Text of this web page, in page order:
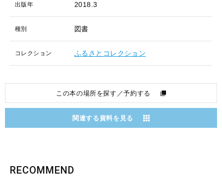
出版年 2018.3
種別 図書
コレクション ふるさとコレクション
この本の場所を探す／予約する
関連する資料を見る
RECOMMEND